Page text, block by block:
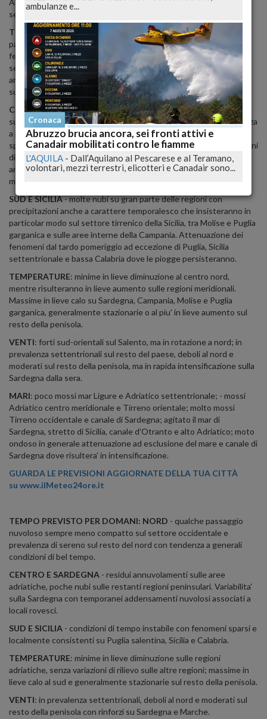
Abruzzo e Marche. Un debole fronte caldo tende ad interessare,
seppur marginalmente, le regioni di nord-ovest.
TEMPO PREVISTO FINO ALLA MEZZANOTTE: NORD
passaggi nuvolosi al nord ovest, in prevalenza medio alti, con locali
fenomeni in prevalenza nevosi a ridosso dei rilievi alpini. Spazi di
sereno sul resto del nord ma con spesse velature in arrivo sulle
aree confinali. Al primo mattino formazione di occasionali foschie
sulla Pianura Padana.
CENTRO E SARDEGNA- nubi sparse con prevalenza di schiarite
sul settore tirrenico peninsulare e sulla Sardegna, ma con tendenza
a peggioramento dal pomeriggio sull'isola che causera' rovesci
sparsi. Instabile al mattino sulle regioni adriatiche con precipitazioni
diffuse sull'Abruzzo; in attenuazione serale. Locali precipitazioni
anche sulle Marche, specie sul settore meridionale ma in
miglioramento dal tardo pomeriggio.
SUD E SICILIA- molte nubi su gran parte delle regioni con
precipitazioni anche a carattere temporalesco che insisteranno in
particolar modo sul settore tirrenico della Sicilia, tra Molise e Puglia
garganica e sulle aree interne della Campania. Attenuazione dei
fenomeni dal tardo pomeriggio ad eccezione di Puglia, Sicilia
settentrionale e bassa Calabria dove le piogge persisteranno.
TEMPERATURE: minime in lieve diminuzione al centro nord,
mentre risulteranno in lieve aumento sulle regioni meridionali.
Massime in lieve calo su Sardegna, Campania, Molise e Puglia
garganica, generalmente stazionarie o al piu' in lieve aumento sul
resto della penisola.
VENTI: forti sud-orientali sul Salento, ma in rotazione a nord; in
prevalenza settentrionali sul resto del paese, deboli al nord e
moderati sul resto della penisola, ma in rapida intensificazione sulla
Sardegna dalla sera.
MARI: poco mossi mar Ligure e Adriatico settentrionale; - mossi
Adriatico centro meridionale e Tirreno orientale; molto mossi
Tirreno occidentale e canale di Sardegna; agitato il mar di
Sardegna, stretto di Sicilia, canale d'Otranto e alto Adriatico; moto
ondoso in generale attenuazione ad esclusione del mare e canale di
Sardegna dove risultera' in intensificazione.
GUARDA LE PREVISIONI AGGIORNATE DELLA TUA CITTÀ
su www.ilMeteo24ore.it
TEMPO PREVISTO PER DOMANI: NORD - qualche passaggio
nuvoloso sempre meno compatto sul settore occidentale e
prevalenza di sereno sul resto del nord con tendenza a generali
condizioni di bel tempo.
CENTRO E SARDEGNA - residui annuvolamenti sulle aree
adriatiche, poche nubi sulle restanti regioni peninsulari. Variabilita'
sulla Sardegna con temporanei addensamenti nuvolosi associati a
locali rovesci.
SUD E SICILIA - condizioni di tempo instabile con fenomeni sparsi e
localmente consistenti su Puglia salentina, Sicilia e Calabria.
TEMPERATURE: minime in lieve diminuzione sulle regioni
adriatiche, senza variazioni di rilievo sulle altre regioni; massime in
lieve calo al sud e generalmente stazionarie sul resto della penisola.
VENTI: in prevalenza settentrionali, deboli al nord e moderati sul
resto della penisola con rinforzi su Sardegna e Marche.
ambulanze e...
Cronaca
Abruzzo brucia ancora, sei fronti attivi e
Canadair mobilitati contro le fiamme
L'AQUILA - Dall’Aquilano al Pescarese e al Teramano,
volontari, mezzi terrestri, elicotteri e Canadair sono...